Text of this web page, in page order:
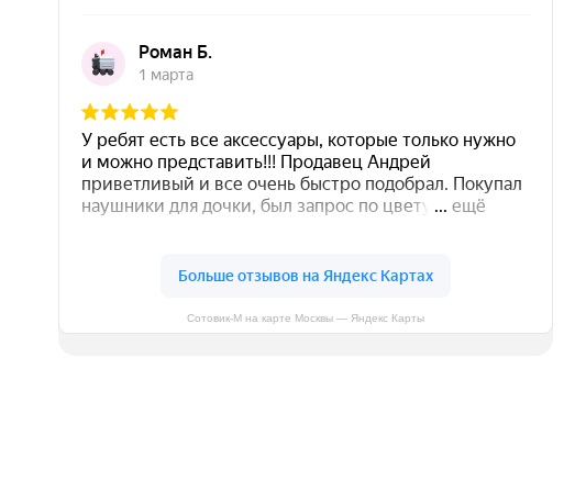
Сотовик-М на карте Москвы — Яндекс Карты